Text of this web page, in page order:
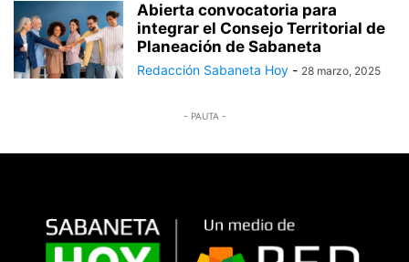
Abierta convocatoria para
integrar el Consejo Territorial de
Planeación de Sabaneta
Redacción Sabaneta Hoy - 28 marzo, 2025
- PAUTA -